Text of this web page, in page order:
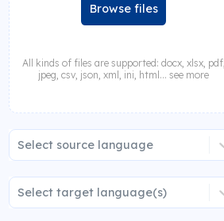
Browse files
All kinds of files are supported: docx, xlsx, pdf,
jpeg, csv, json, xml, ini, html... see more
Select source language
Select target language(s)